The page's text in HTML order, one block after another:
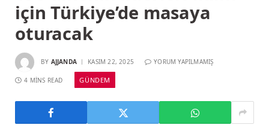
için Türkiye’de masaya
oturacak
BY AJJANDA KASIM 22, 2025 YORUM YAPILMAMIŞ
4 MINS READ GÜNDEM